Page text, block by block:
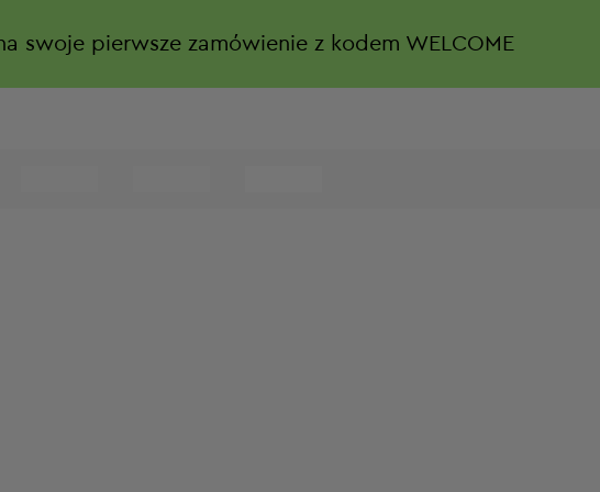
swoje pierwsze zamówienie z kodem WELCOME